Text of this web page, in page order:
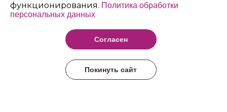
Шаниной
функционирования. Политика обработки
персональных данных
Согласен
Покинуть сайт